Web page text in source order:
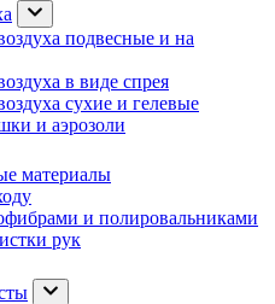
подвесные и на
в виде спрея
сухие и гелевые
и аэрозоли
материалы
и полировальниками
рук